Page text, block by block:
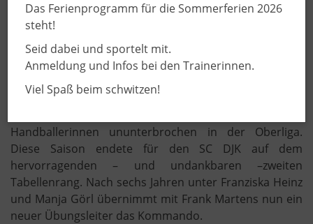
Handballerinnen ununterbrochen in der Oberliga.
Diese Saison endete für den SC DJK auf dem
hervorragenden – und undankbaren –zweiten
Tabellenrang. Nach sechs Jahren unter Franziska Heinz
und Manja Görl übernimmt mit Frank Martens nun ein
neuer Übungsleiter das Kommando.
Das Ferienprogramm für die Sommerferien 2026
steht!
Seid dabei und sportelt mit.
Anmeldung und Infos bei den Trainerinnen.
Viel Spaß beim schwitzen!